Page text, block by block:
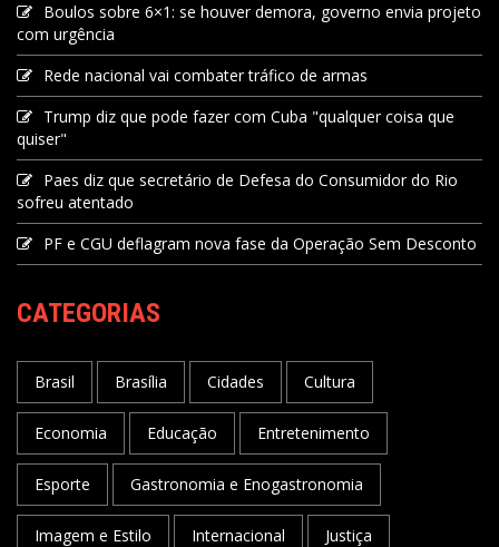
Boulos sobre 6×1: se houver demora, governo envia projeto
com urgência
Rede nacional vai combater tráfico de armas
Trump diz que pode fazer com Cuba "qualquer coisa que
quiser"
Paes diz que secretário de Defesa do Consumidor do Rio
sofreu atentado
PF e CGU deflagram nova fase da Operação Sem Desconto
CATEGORIAS
Brasil Brasília Cidades Cultura
Economia Educação Entretenimento
Esporte Gastronomia e Enogastronomia
Imagem e Estilo Internacional Justiça